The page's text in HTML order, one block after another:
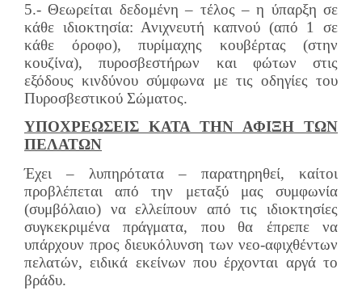
5.- Θεωρείται δεδομένη – τέλος – η ύπαρξη σε
κάθε ιδιοκτησία: Ανιχνευτή καπνού (από 1 σε
κάθε όροφο), πυρίμαχης κουβέρτας (στην
κουζίνα), πυροσβεστήρων και φώτων στις
εξόδους κινδύνου σύμφωνα με τις οδηγίες του
Πυροσβεστικού Σώματος.
ΥΠΟΧΡΕΩΣΕΙΣ ΚΑΤΑ ΤΗΝ ΑΦΙΞΗ ΤΩΝ
ΠΕΛΑΤΩΝ
Έχει – λυπηρότατα – παρατηρηθεί, καίτοι
προβλέπεται από την μεταξύ μας συμφωνία
(συμβόλαιο) να ελλείπουν από τις ιδιοκτησίες
συγκεκριμένα πράγματα, που θα έπρεπε να
υπάρχουν προς διευκόλυνση των νεο-αφιχθέντων
πελατών, ειδικά εκείνων που έρχονται αργά το
βράδυ.